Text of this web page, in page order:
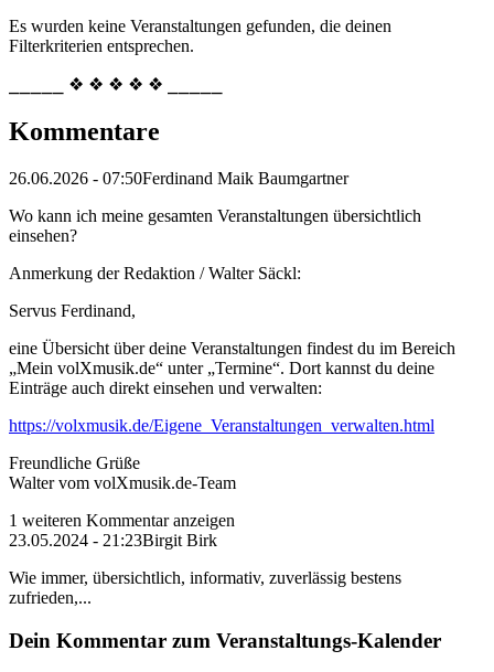
Es wurden keine Veranstaltungen gefunden, die deinen
Filterkriterien entsprechen.
⎯⎯⎯⎯⎯ ❖ ❖ ❖ ❖ ❖ ⎯⎯⎯⎯⎯
Kommentare
26.06.2026 - 07:50Ferdinand Maik Baumgartner
Wo kann ich meine gesamten Veranstaltungen übersichtlich
einsehen?
Anmerkung der Redaktion /Walter Säckl:
Servus Ferdinand,
eine Übersicht über deine Veranstaltungen findest du im Bereich
„Mein volXmusik.de“ unter „Termine“. Dort kannst du deine
Einträge auch direkt einsehen und verwalten:
https://volxmusik.de/Eigene_Veranstaltungen_verwalten.html
Freundliche Grüße
Walter vom volXmusik.de-Team
1 weiteren Kommentar anzeigen
23.05.2024 - 21:23Birgit Birk
Wie immer, übersichtlich, informativ, zuverlässig bestens
zufrieden,...
Dein Kommentar zum Veranstaltungs-Kalender